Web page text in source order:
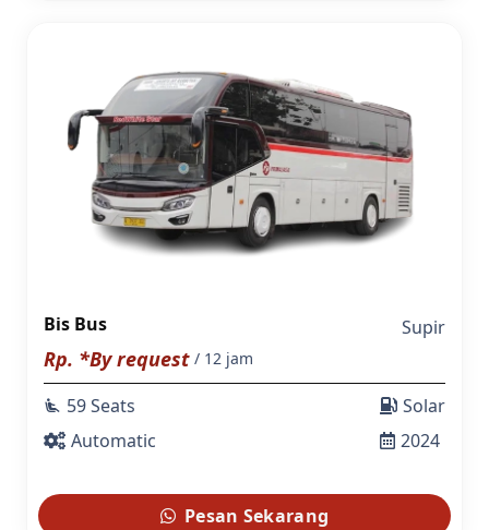
Bis Bus Supir
Rp. *By request / 12 jam
airline_seat_recline_extra 59 Seats
Automatic
Solar
2024
Pesan Sekarang